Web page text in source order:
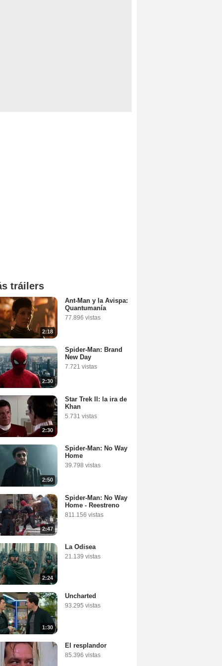
tráilers
2:18
Ant-Man y la Avispa:
Quantumanía
77.896 vistas
2:30
Spider-Man: Brand
New Day
7.721 vistas
2:30
Star Trek II: la ira de
Khan
5.731 vistas
2:50
Spider-Man: No Way
Home
39.798 vistas
2:47
Spider-Man: No Way
Home - Reestreno
811.156 vistas
2:24
La Odisea
21.139 vistas
1:30
Uncharted
93.295 vistas
El resplandor
85.396 vistas